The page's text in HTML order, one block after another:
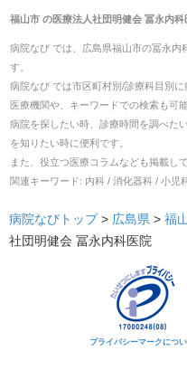
福山市の医療法人社団明健会 冨永内科
病院なび では、 広島県福山市の冨永内
す。
病院なび では市区町村別/診療科目別
医療機関や、キーワードでの検索も可能
病院を探したい時、診療時間を調べた
を知りたい時に便利です。
また、役立つ医療コラムなども掲載し
関連キーワード: 内科 / 消化器科 / 小児
病院なびトップ > 広島県 > 福
社団明健会 冨永内科医院
プライバシーマークにつ